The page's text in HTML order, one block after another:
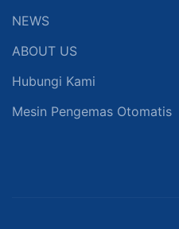
NEWS
ABOUT US
Hubungi Kami
Mesin Pengemas Otomatis